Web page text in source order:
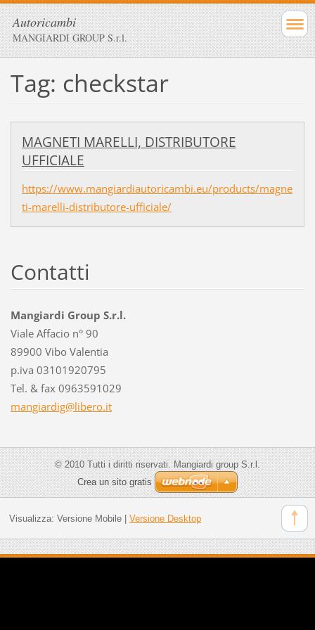
Autoricambi
MANGIARDI GROUP S.r.l.
Tag: checkstar
MAGNETI MARELLI, DISTRIBUTORE
UFFICIALE
https://www.mangiardiautoricambi.eu/products/magne
ti-marelli-distributore-ufficiale/
Contatti
Mangiardi Group S.r.l.
Viale Affacio n° 90
89900 Vibo Valentia
p.iva 03101920795
Tel. & fax 0963591029
mangiardig@libero.it
© 2010 Tutti i diritti riservati. Mangiardi group S.r.l.
Crea un sito gratis
Visualizza: Versione Mobile| Versione Desktop